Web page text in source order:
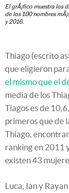
Thiago (escrito
que eligieron
el mismo que el
media de los
Tiagos es de
primeros que de
Thiago,
ranking en 2011
existen 43
Luca, Ian y